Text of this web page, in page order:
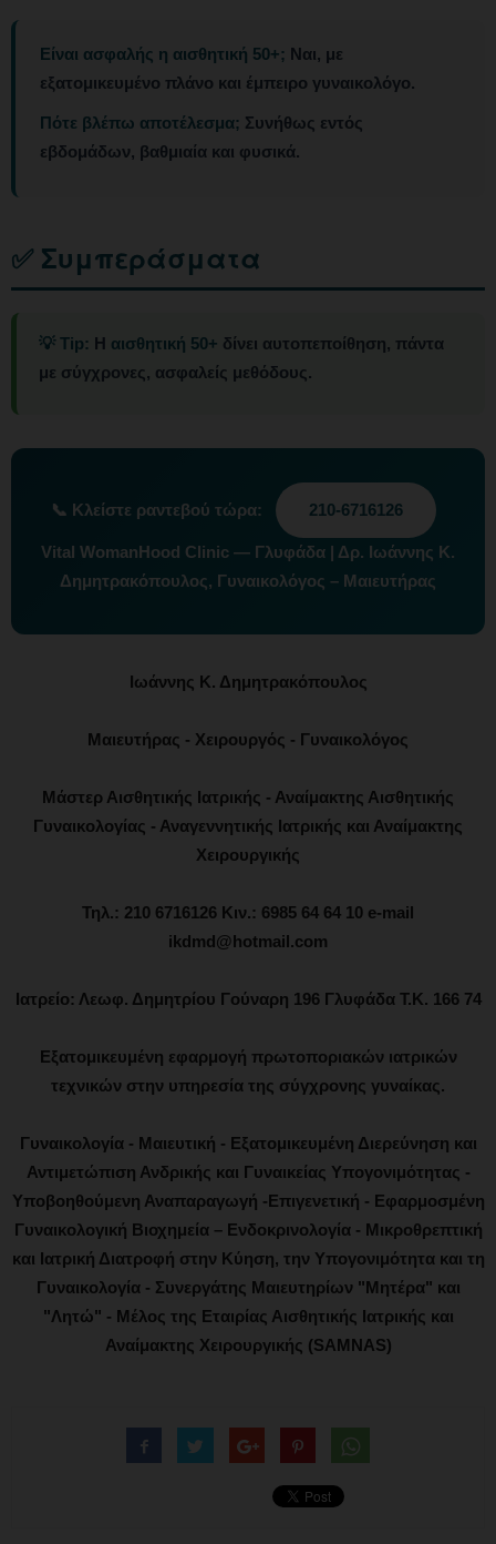
Είναι ασφαλής η αισθητική 50+; Ναι, με
εξατομικευμένο πλάνο και έμπειρο γυναικολόγο.
Πότε βλέπω αποτέλεσμα; Συνήθως εντός
εβδομάδων, βαθμιαία και φυσικά.
✅ Συμπεράσματα
💡 Tip: Η αισθητική 50+ δίνει αυτοπεποίθηση, πάντα
με σύγχρονες, ασφαλείς μεθόδους.
📞 Κλείστε ραντεβού τώρα: 210-6716126
Vital WomanHood Clinic — Γλυφάδα | Δρ. Ιωάννης Κ.
Δημητρακόπουλος, Γυναικολόγος – Μαιευτήρας
Ιωάννης Κ. Δημητρακόπουλος
Μαιευτήρας - Χειρουργός - Γυναικολόγος
Μάστερ Αισθητικής Ιατρικής - Αναίμακτης Αισθητικής
Γυναικολογίας - Αναγεννητικής Ιατρικής και Αναίμακτης
Χειρουργικής
Τηλ.: 210 6716126 Κιν.: 6985 64 64 10 e-mail
ikdmd@hotmail.com
Ιατρείο: Λεωφ. Δημητρίου Γούναρη 196 Γλυφάδα Τ.Κ. 166 74
Εξατομικευμένη εφαρμογή πρωτοποριακών ιατρικών
τεχνικών στην υπηρεσία της σύγχρονης γυναίκας.
Γυναικολογία - Μαιευτική - Εξατομικευμένη Διερεύνηση και
Αντιμετώπιση Ανδρικής και Γυναικείας Υπογονιμότητας -
Υποβοηθούμενη Αναπαραγωγή -Επιγενετική - Εφαρμοσμένη
Γυναικολογική Βιοχημεία – Ενδοκρινολογία - Μικροθρεπτική
και Ιατρική Διατροφή στην Κύηση, την Υπογονιμότητα και τη
Γυναικολογία - Συνεργάτης Μαιευτηρίων "Μητέρα" και
"Λητώ" - Μέλος της Εταιρίας Αισθητικής Ιατρικής και
Αναίμακτης Χειρουργικής (SAMNAS)